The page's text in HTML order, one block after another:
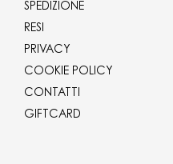
SPEDIZIONE
RESI
PRIVACY
COOKIE POLICY
CONTATTI
GIFTCARD